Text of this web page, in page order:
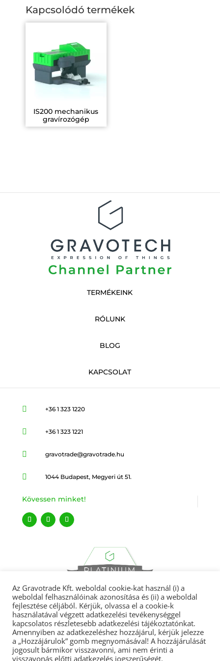
Kapcsolódó termékek
IS200 mechanikus
gravírozógép
TERMÉKEINK
RÓLUNK
BLOG
KAPCSOLAT
 +36 1 323 1220
 +36 1 323 1221
 gravotrade@gravotrade.hu
 1044 Budapest, Megyeri út 51.
Kövessen minket!
Gravotrade 2022 © Minden jog fenntartva.
Az Gravotrade Kft. weboldal cookie-kat használ (i) a
weboldal felhasználóinak azonosítása és (ii) a weboldal
fejlesztése céljából. Kérjük, olvassa el a cookie-k
használatával végzett adatkezelési tevékenységgel
kapcsolatos részletesebb adatkezelési tájékoztatónkat.
Amennyiben az adatkezeléshez hozzájárul, kérjük jelezze
a „Hozzájárulok” gomb megnyomásával! A hozzájárulását
jogosult bármikor visszavonni, ami nem érinti a
visszavonás előtti adatkezelés jogszerűségét.